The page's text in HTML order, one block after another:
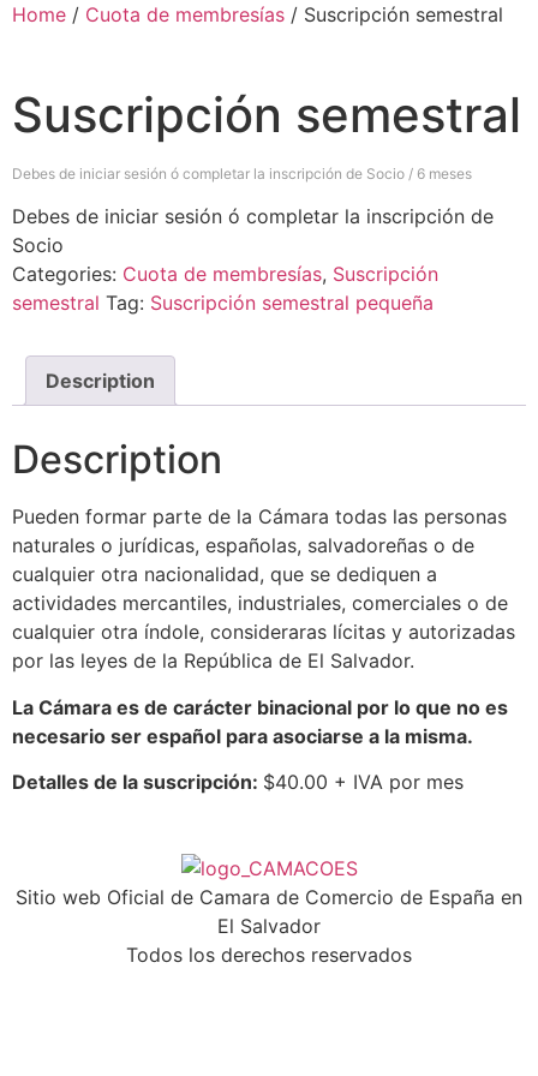
Home / Cuota de membresías / Suscripción semestral
Suscripción semestral
Debes de iniciar sesión ó completar la inscripción de Socio / 6 meses
Debes de iniciar sesión ó completar la inscripción de
Socio
Categories: Cuota de membresías, Suscripción
semestral Tag: Suscripción semestral pequeña
Description
Description
Pueden formar parte de la Cámara todas las personas
naturales o jurídicas, españolas, salvadoreñas o de
cualquier otra nacionalidad, que se dediquen a
actividades mercantiles, industriales, comerciales o de
cualquier otra índole, consideraras lícitas y autorizadas
por las leyes de la República de El Salvador.
La Cámara es de carácter binacional por lo que no es
necesario ser español para asociarse a la misma.
Detalles de la suscripción: $40.00 + IVA por mes
Sitio web Oficial de Camara de Comercio de España en
El Salvador
Todos los derechos reservados